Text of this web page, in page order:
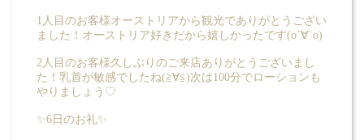
1人目のお客様オーストリアから観光でありがとうござい
ました！オーストリア好きだから嬉しかったです(о´∀`о)
2人目のお客様久しぶりのご来店ありがとうございまし
た！乳首が敏感でしたね(≧∀≦)次は100分でローションも
やりましょう♡
✨6日のお礼✨